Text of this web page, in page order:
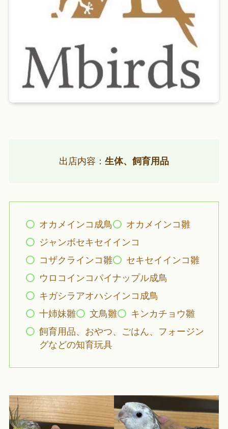
出店内容： 生体、飼育用品
オカメインコ成鳥
オカメインコ雛
ジャンボセキセイインコ
コザクラインコ雛
セキセイインコ雛
ウロコインコパイナップル成鳥
キガシラアオハシインコ成鳥
十姉妹雛
文鳥雛
キンカチョウ雛
飼育用品、おやつ、ごはん、フォージン
グなどの知育玩具